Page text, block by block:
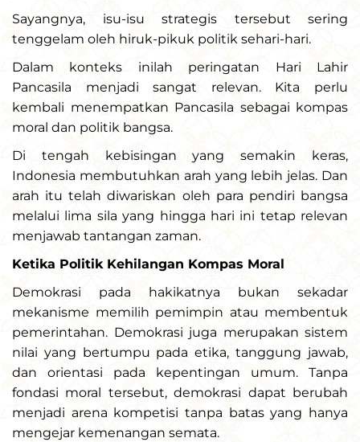
Sayangnya, isu-isu strategis tersebut sering
tenggelam oleh hiruk-pikuk politik sehari-hari.
Dalam konteks inilah peringatan Hari Lahir
Pancasila menjadi sangat relevan. Kita perlu
kembali menempatkan Pancasila sebagai kompas
moral dan politik bangsa.
Di tengah kebisingan yang semakin keras,
Indonesia membutuhkan arah yang lebih jelas. Dan
arah itu telah diwariskan oleh para pendiri bangsa
melalui lima sila yang hingga hari ini tetap relevan
menjawab tantangan zaman.
Ketika Politik Kehilangan Kompas Moral
Demokrasi pada hakikatnya bukan sekadar
mekanisme memilih pemimpin atau membentuk
pemerintahan. Demokrasi juga merupakan sistem
nilai yang bertumpu pada etika, tanggung jawab,
dan orientasi pada kepentingan umum. Tanpa
fondasi moral tersebut, demokrasi dapat berubah
menjadi arena kompetisi tanpa batas yang hanya
mengejar kemenangan semata.